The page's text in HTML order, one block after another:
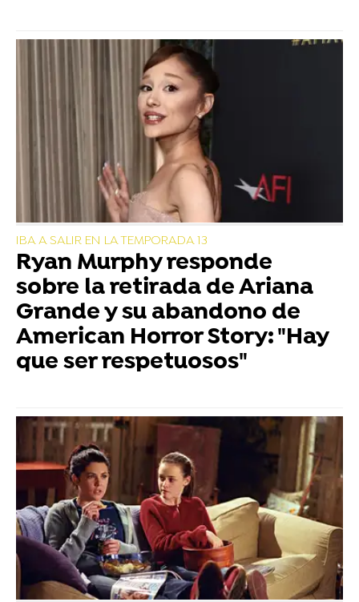
IBA A SALIR EN LA TEMPORADA 13
Ryan Murphy responde
sobre la retirada de Ariana
Grande y su abandono de
American Horror Story: "Hay
que ser respetuosos"